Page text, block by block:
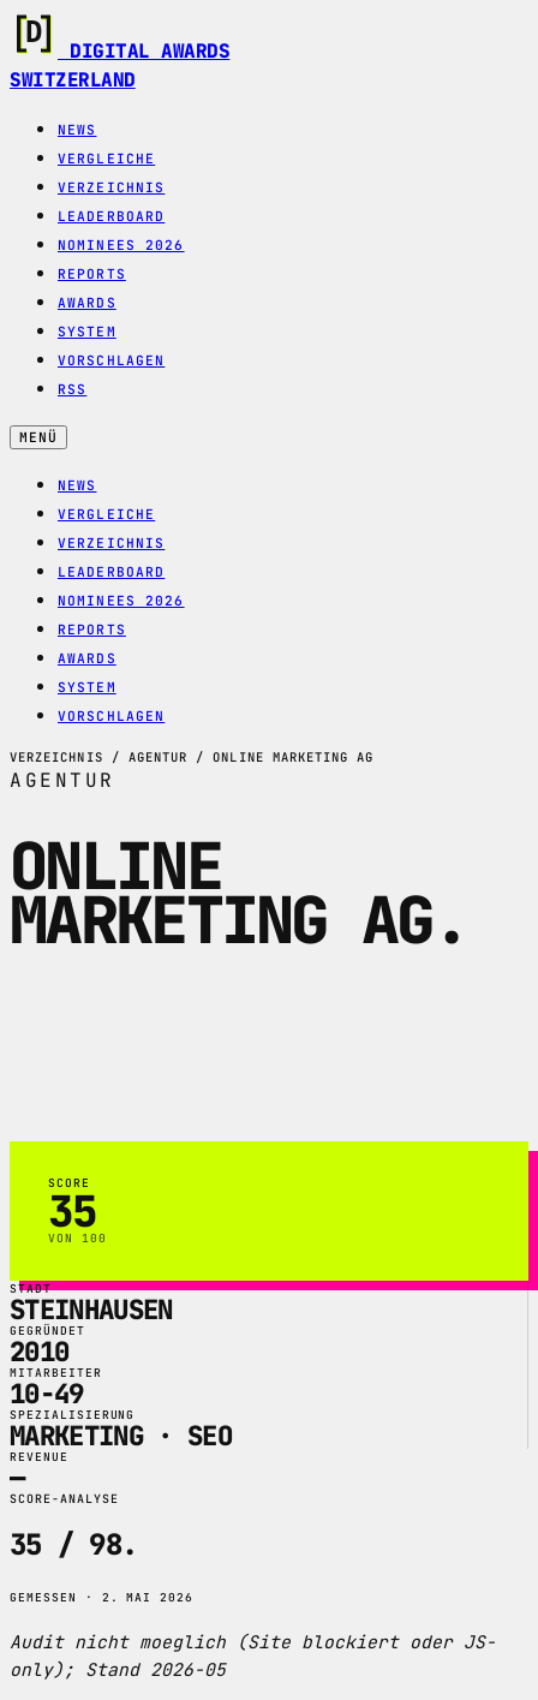
DIGITAL AWARDS
SWITZERLAND
NEWS
VERGLEICHE
VERZEICHNIS
LEADERBOARD
NOMINEES 2026
REPORTS
AWARDS
SYSTEM
VORSCHLAGEN
RSS
MENÜ
NEWS
VERGLEICHE
VERZEICHNIS
LEADERBOARD
NOMINEES 2026
REPORTS
AWARDS
SYSTEM
VORSCHLAGEN
VERZEICHNIS / AGENTUR / ONLINE MARKETING AG
AGENTUR
ONLINE
MARKETING AG.
SCORE
35
VON 100
STADT
STEINHAUSEN
GEGRÜNDET
2010
MITARBEITER
10-49
SPEZIALISIERUNG
MARKETING · SEO
REVENUE
—
SCORE-ANALYSE
35 / 98.
GEMESSEN · 2. MAI 2026
Audit nicht moeglich (Site blockiert oder JS-
only); Stand 2026-05